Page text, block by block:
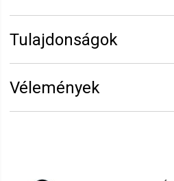
Tulajdonságok
Funkció:
Hosszúság:
213mm
Vélemények